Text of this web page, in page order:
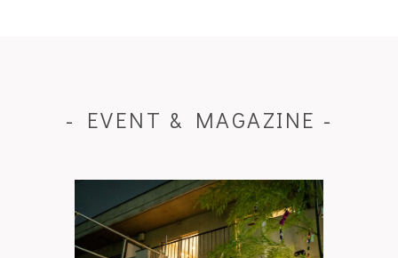
- EVENT & MAGAZINE -